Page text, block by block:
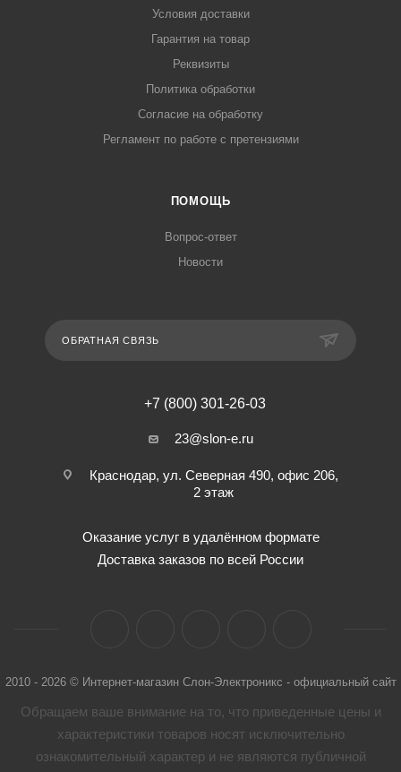
Условия доставки
Гарантия на товар
Реквизиты
Политика обработки
Согласие на обработку
Регламент по работе с претензиями
ПОМОЩЬ
Вопрос-ответ
Новости
ОБРАТНАЯ СВЯЗЬ
+7 (800) 301-26-03
23@slon-e.ru
Краснодар, ул. Северная 490, офис 206,
2 этаж
Оказание услуг в удалённом формате
Доставка заказов по всей России
2010 - 2026 © Интернет-магазин Слон-Электроникс - официальный сайт
Обращаем ваше внимание на то, что приведенные цены и
характеристики товaров носят исключительно
ознакомительный характер и не являются публичной